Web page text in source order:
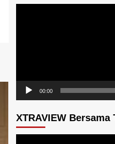
00:00
XTRAVIEW Bersama